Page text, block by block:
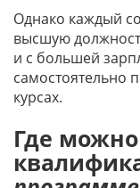
Однако каждый
высшую
и с большей
самостоятельно
курсах.
Где